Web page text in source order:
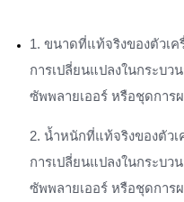
1. ขนาดที่แท้จริงของตัวเค
การเปลี่ยนแปลงในกระบว
ซัพพลายเออร์ หรือชุดการ
2. น้ำหนักที่แท้จริงของตัวเ
การเปลี่ยนแปลงในกระบว
ซัพพลายเออร์ หรือชุดการ